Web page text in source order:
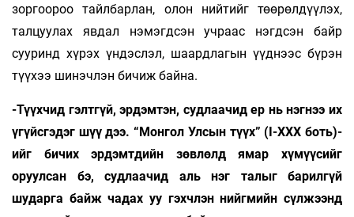
зоргоороо тайлбарлан, олон нийтийг төөрөлдүүлэх,
талцуулах явдал нэмэгдсэн учраас нэгдсэн байр
сууринд хүрэх үндэслэл, шаардлагын үүднээс бүрэн
түүхээ шинэчлэн бичиж байна.
-Түүхчид гэлтгүй, эрдэмтэн, судлаачид ер нь нэгнээ их
үгүйсгэдэг шүү дээ. “Монгол Улсын түүх” (I-XXX боть)-
ийг бичих эрдэмтдийн зөвлөлд ямар хүмүүсийг
оруулсан бэ, судлаачид аль нэг талыг барилгүй
шударга байж чадах уу гэхчлэн нийгмийн сүлжээнд